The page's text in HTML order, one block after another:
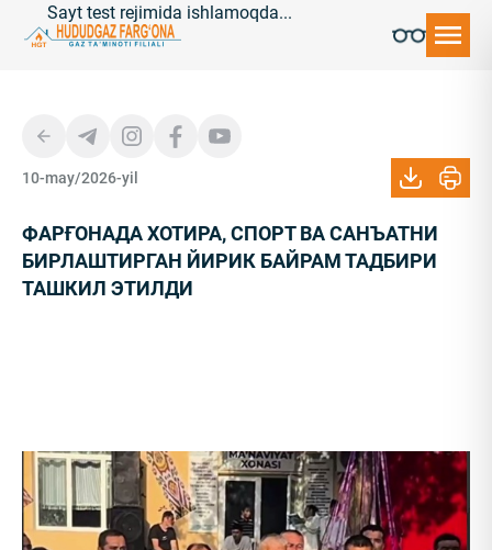
test rejimida ishlamoqda...
10-may/2026-yil
ФАРҒОНАДА ХОТИРА, СПОРТ ВА САНЪАТНИ
БИРЛАШТИРГАН ЙИРИК БАЙРАМ ТАДБИРИ
ТАШКИЛ ЭТИЛДИ